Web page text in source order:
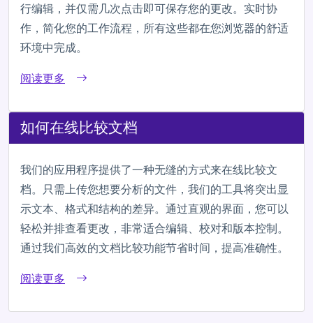
行编辑，并仅需几次点击即可保存您的更改。实时协
作，简化您的工作流程，所有这些都在您浏览器的舒适
环境中完成。
阅读更多
如何在线比较文档
我们的应用程序提供了一种无缝的方式来在线比较文
档。只需上传您想要分析的文件，我们的工具将突出显
示文本、格式和结构的差异。通过直观的界面，您可以
轻松并排查看更改，非常适合编辑、校对和版本控制。
通过我们高效的文档比较功能节省时间，提高准确性。
阅读更多